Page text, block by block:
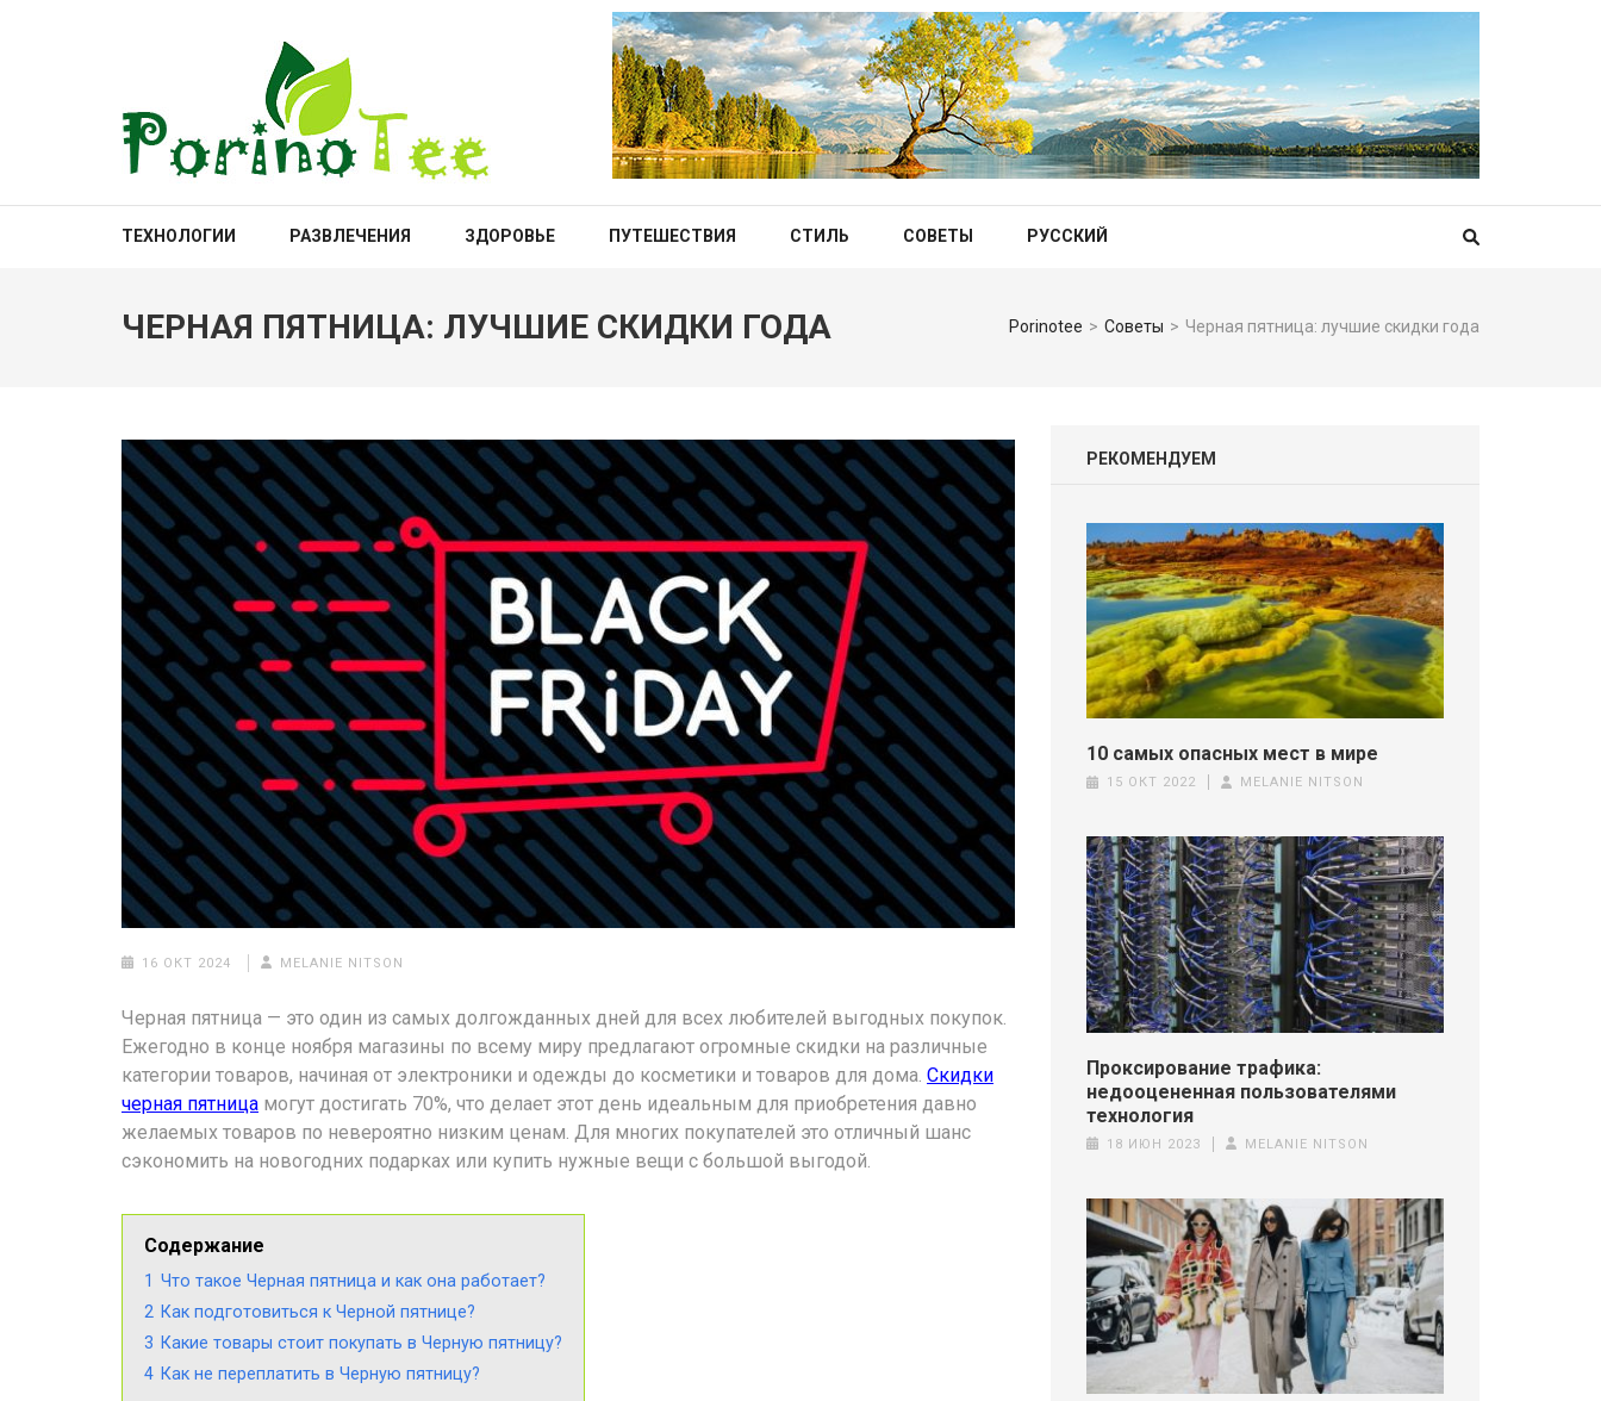
PORINOTEE.COM
ТЕХНОЛОГИИ РАЗВЛЕЧЕНИЯ ЗДОРОВЬЕ ПУТЕШЕСТВИЯ СТИЛЬ СОВЕТЫ РУССКИЙ
ЧЕРНАЯ ПЯТНИЦА: ЛУЧШИЕ СКИДКИ ГОДА Porinotee > Советы > Черная пятница: лучшие скидки года
16 ОКТ 2024 MELANIE NITSON
Черная пятница — это один из самых долгожданных дней для всех любителей выгодных покупок.
Ежегодно в конце ноября магазины по всему миру предлагают огромные скидки на различные
категории товаров, начиная от электроники и одежды до косметики и товаров для дома. Скидки
черная пятница могут достигать 70%, что делает этот день идеальным для приобретения давно
желаемых товаров по невероятно низким ценам. Для многих покупателей это отличный шанс
сэкономить на новогодних подарках или купить нужные вещи с большой выгодой.
Содержание
1 Что такое Черная пятница и как она работает?
2 Как подготовиться к Черной пятнице?
3 Какие товары стоит покупать в Черную пятницу?
4 Как не переплатить в Черную пятницу?
РЕКОМЕНДУЕМ
10 самых опасных мест в мире
15 ОКТ 2022 MELANIE NITSON
Проксирование трафика:
недооцененная пользователями
технология
18 ИЮН 2023 MELANIE NITSON